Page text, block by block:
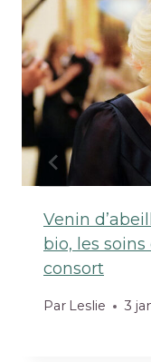
Venin
bio, les
consort
Par Leslie 3